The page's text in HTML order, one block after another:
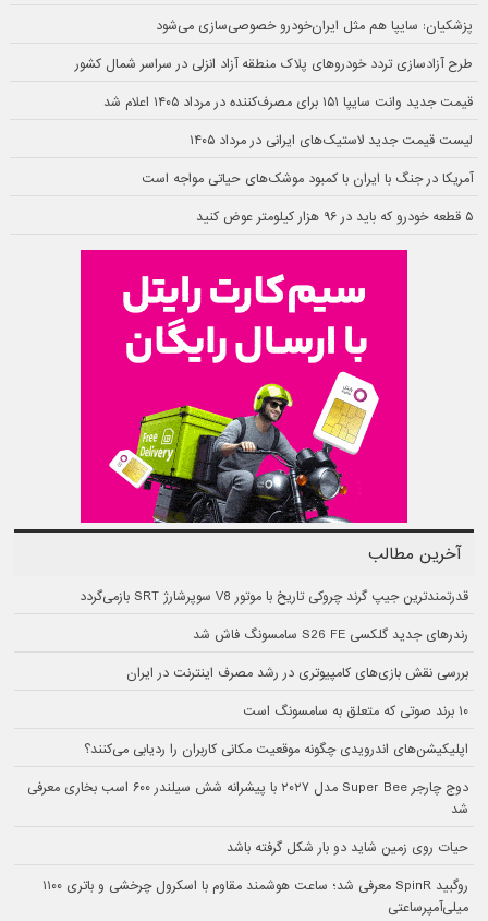
پزشکیان: سایپا هم مثل ایران‌خودرو خصوصی‌سازی می‌شود
طرح آزادسازی تردد خودروهای پلاک منطقه آزاد انزلی در سراسر شمال کشور
قیمت جدید وانت سایپا ۱۵۱ برای مصرف‌کننده در مرداد ۱۴۰۵ اعلام شد
لیست قیمت جدید لاستیک‌های ایرانی در مرداد ۱۴۰۵
آمریکا در جنگ با ایران با کمبود موشک‌های حیاتی مواجه است
۵ قطعه خودرو که باید در ۹۶ هزار کیلومتر عوض کنید
آخرین مطالب
قدرتمندترین جیپ گرند چروکی تاریخ با موتور V8 سوپرشارژ SRT بازمی‌گردد
رندرهای جدید گلکسی S26 FE سامسونگ فاش شد
بررسی نقش بازی‌های کامپیوتری در رشد مصرف اینترنت در ایران
۱۰ برند صوتی که متعلق به سامسونگ است
اپلیکیشن‌های اندرویدی چگونه موقعیت مکانی کاربران را ردیابی می‌کنند؟
دوج چارجر Super Bee مدل ۲۰۲۷ با پیشرانه شش سیلندر ۶۰۰ اسب بخاری معرفی
شد
حیات روی زمین شاید دو بار شکل گرفته باشد
روگبید SpinR معرفی شد؛ ساعت هوشمند مقاوم با اسکرول چرخشی و باتری ۱۱۰۰
میلی‌آمپرساعتی